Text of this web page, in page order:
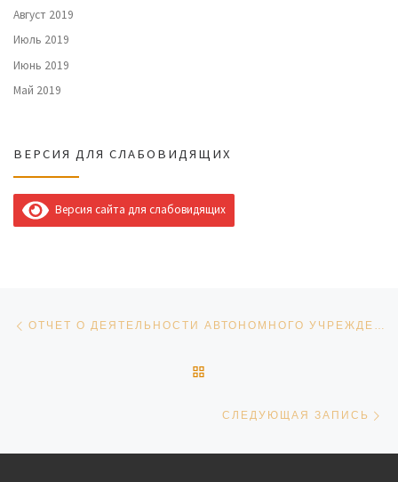
Август 2019
Июль 2019
Июнь 2019
Май 2019
ВЕРСИЯ ДЛЯ СЛАБОВИДЯЩИХ
Версия сайта для слабовидящих
Навигация по записям ОТЧЕТ О ДЕЯТЕЛЬНОСТИ АВТОНОМНОГО УЧРЕЖДЕНИЯ КУЛЬТУРЫ «ДВОРЕЦ КУЛЬТУРЫ «НЕФТЯНИК» ГОРОДСКОГО ОКРУГА РАДУЖНЫЙ ХМАО-ЮГРЫ
СЛЕДУЮЩАЯ ЗАПИСЬ